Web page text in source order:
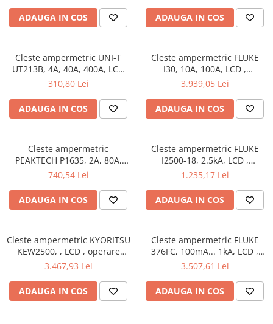
ADAUGA IN COS
pentru electroniști și
electricieni
ADAUGA IN COS
Cleste ampermetric UNI-T
UT213B, 4A, 40A, 400A, LCD
(4000), verificare rapidă în
310,80 Lei
ADAUGA IN COS
Cleste ampermetric FLUKE
I30, 10A, 100A, LCD ,
măsurători precise în medii
3.939,05 Lei
ADAUGA IN COS
Cleste ampermetric
PEAKTECH P1635, 2A, 80A,
LCD (2400), ideală pentru
industriale
740,54 Lei
ADAUGA IN COS
Cleste ampermetric FLUKE
I2500-18, 2.5kA, LCD ,
măsurători sigure fără contact
1.235,17 Lei
ADAUGA IN COS
Cleste ampermetric KYORITSU
KEW2500, , LCD , operare
confortabilă cu o singură
3.467,93 Lei
ADAUGA IN COS
Cleste ampermetric FLUKE
376FC, 100mA... 1kA, LCD ,
potrivit pentru măsurători
3.507,61 Lei
ADAUGA IN COS